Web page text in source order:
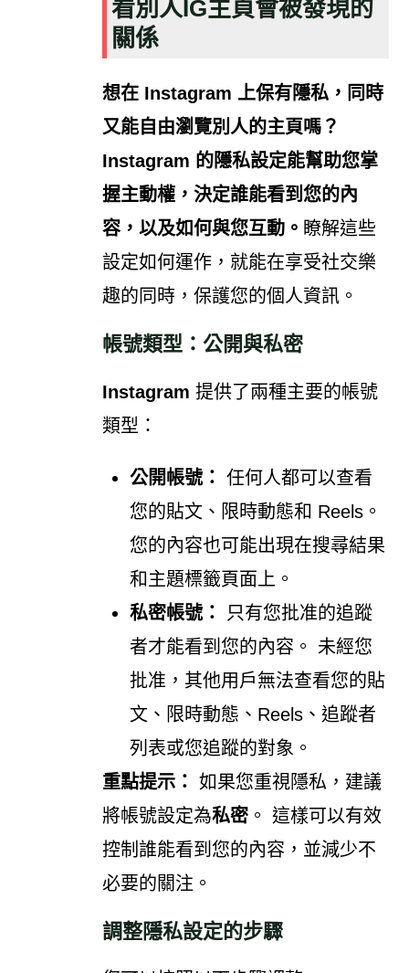
看別人IG主頁會被發現的
關係
想在 Instagram 上保有隱私，同時
又能自由瀏覽別人的主頁嗎？
Instagram 的隱私設定能幫助您掌
握主動權，決定誰能看到您的內
容，以及如何與您互動。 瞭解這些
設定如何運作，就能在享受社交樂
趣的同時，保護您的個人資訊。
帳號類型：公開與私密
Instagram 提供了兩種主要的帳號
類型：
公開帳號： 任何人都可以查看
您的貼文、限時動態和 Reels。
您的內容也可能出現在搜尋結果
和主題標籤頁面上。
私密帳號：
只有您批准的追蹤
者才能看到您的內容。 未經您
批准，其他用戶無法查看您的貼
文、限時動態、Reels、追蹤者
列表或您追蹤的對象。
重點提示： 如果您重視隱私，建議
將帳號設定為私密。 這樣可以有效
控制誰能看到您的內容，並減少不
必要的關注。
調整隱私設定的步驟